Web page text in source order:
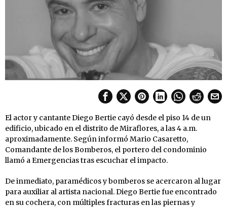
El actor y cantante Diego Bertie cayó desde el piso 14 de un
edificio, ubicado en el distrito de Miraflores, a las 4 a.m.
aproximadamente. Según informó Mario Casaretto,
Comandante de los Bomberos, el portero del condominio
llamó a Emergencias tras escuchar el impacto.
De inmediato, paramédicos y bomberos se acercaron al lugar
para auxiliar al artista nacional. Diego Bertie fue encontrado
en su cochera, con múltiples fracturas en las piernas y